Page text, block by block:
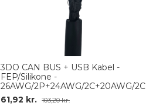
3DO CAN BUS + USB Kabel -
FEP/Silikone -
26AWG/2P+24AWG/2C+20AWG/2C
61,92 kr. 103,20 kr.